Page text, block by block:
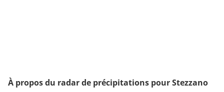
À propos du radar de précipitations pour Stezzano